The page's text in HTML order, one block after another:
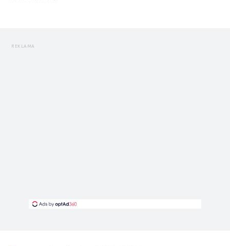
REKLAMA